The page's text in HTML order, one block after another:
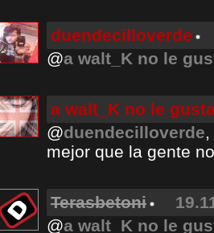
duendecilloverde
@a walt_K no le
a walt_K no le
@duendecilloverde
mejor que la gente
Terasbetoni
@a walt_K no le